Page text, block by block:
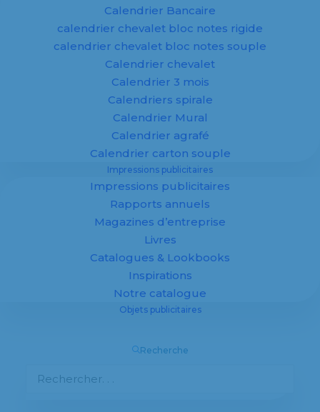
Calendrier Bancaire
calendrier chevalet bloc notes rigide
calendrier chevalet bloc notes souple
Calendrier chevalet
Calendrier 3 mois
Calendriers spirale
Calendrier Mural
Calendrier agrafé
Calendrier carton souple
Impressions publicitaires
Impressions publicitaires
Rapports annuels
Magazines d’entreprise
Livres
Catalogues & Lookbooks
Inspirations
Notre catalogue
Objets publicitaires
Recherche
En savoir plus
Objets
publicitaires
personnalisés
Découvrez notre sélection complète d’objets